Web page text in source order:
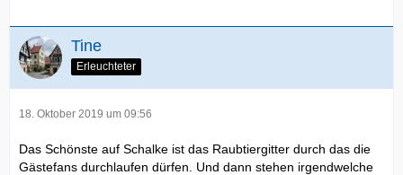
Tine
Erleuchteter
18. Oktober 2019 um 09:56
Das Schönste auf Schalke ist das Raubtiergitter durch das die
Gästefans durchlaufen dürfen. Und dann stehen irgendwelche